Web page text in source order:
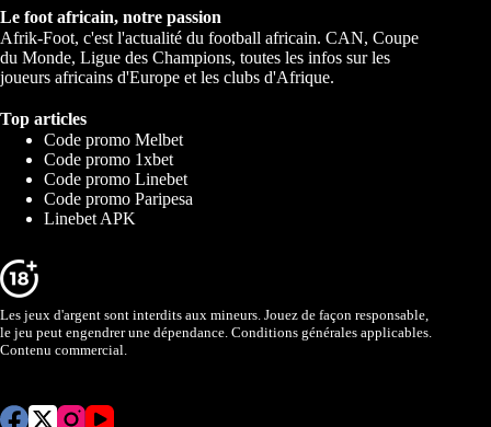
Le foot africain, notre passion
Afrik-Foot, c'est l'actualité du football africain. CAN, Coupe
du Monde, Ligue des Champions, toutes les infos sur les
joueurs africains d'Europe et les clubs d'Afrique.
Top articles
Code promo Melbet
Code promo 1xbet
Code promo Linebet
Code promo Paripesa
Linebet APK
Les jeux d'argent sont interdits aux mineurs. Jouez de façon responsable,
le jeu peut engendrer une dépendance. Conditions générales applicables.
Contenu commercial.